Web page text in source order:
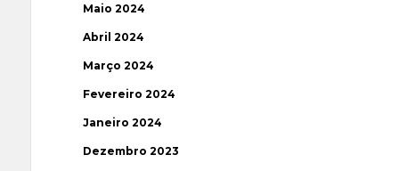
Maio 2024
Abril 2024
Março 2024
Fevereiro 2024
Janeiro 2024
Dezembro 2023